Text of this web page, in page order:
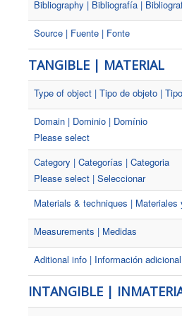
Bibliography | Bibliografía |
Source | Fuente | Fonte
TANGIBLE | MATERIAL
Type of object | Tipo de objeto |
Domain | Dominio | Domínio
Please select
Category | Categorías | Categoria
Please select | Seleccionar
Materials & techniques |
Measurements | Medidas
Aditional info | Información
INTANGIBLE |